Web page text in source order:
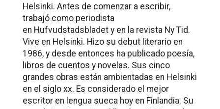
Helsinki. Antes de comenzar a escribir,
trabajó como periodista
en Hufvudstadsbladet y en la revista Ny Tid.
Vive en Helsinki. Hizo su debut literario en
1986, y desde entonces ha publicado poesía,
libros de cuentos y novelas. Sus cinco
grandes obras están ambientadas en Helsinki
en el siglo xx. Es considerado el mejor
escritor en lengua sueca hoy en Finlandia. Su